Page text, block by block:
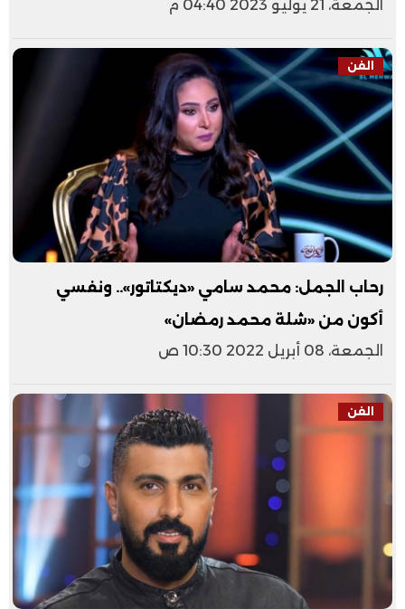
الجمعة، 21 يوليو 2023 04:40 م
الفن
رحاب الجمل: محمد سامي «ديكتاتور».. ونفسي
أكون من «شلة محمد رمضان»
الجمعة، 08 أبريل 2022 10:30 ص
الفن